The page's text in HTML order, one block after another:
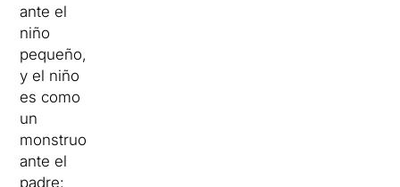
ante el
niño
pequeño,
y el niño
es como
un
monstruo
ante el
padre: